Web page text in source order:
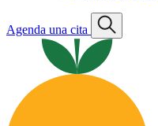
Agenda una cita